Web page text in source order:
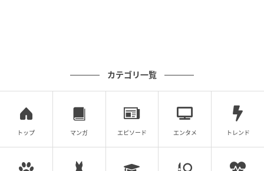
カテゴリ一覧
トップ マンガ エピソード エンタメ トレンド